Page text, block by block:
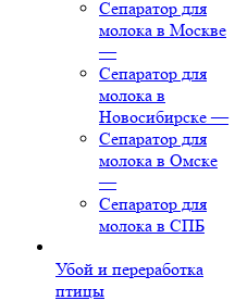
Сепаратор для
молока в Москве
—
Сепаратор для
молока в
Новосибирске —
Сепаратор для
молока в Омске
—
Сепаратор для
молока в СПБ
Убой и переработка
птицы